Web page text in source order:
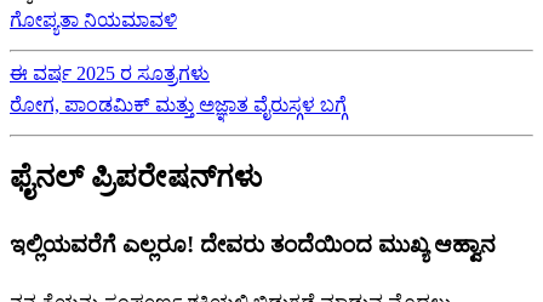
ಗೋಪ್ಯತಾ ನಿಯಮಾವಳಿ
ಈ ವರ್ಷ 2025 ರ ಸೂತ್ರಗಳು
ರೋಗ, ಪಾಂಡಮಿಕ್ ಮತ್ತು ಅಜ್ಞಾತ ವೈರುಸ್ಗಳ ಬಗ್ಗೆ
ಫೈನಲ್ ಪ್ರಿಪರೇಷನ್‌ಗಳು
ಇಲ್ಲಿಯವರೆಗೆ ಎಲ್ಲರೂ! ದೇವರು ತಂದೆಯಿಂದ ಮುಖ್ಯ ಆಹ್ವಾನ